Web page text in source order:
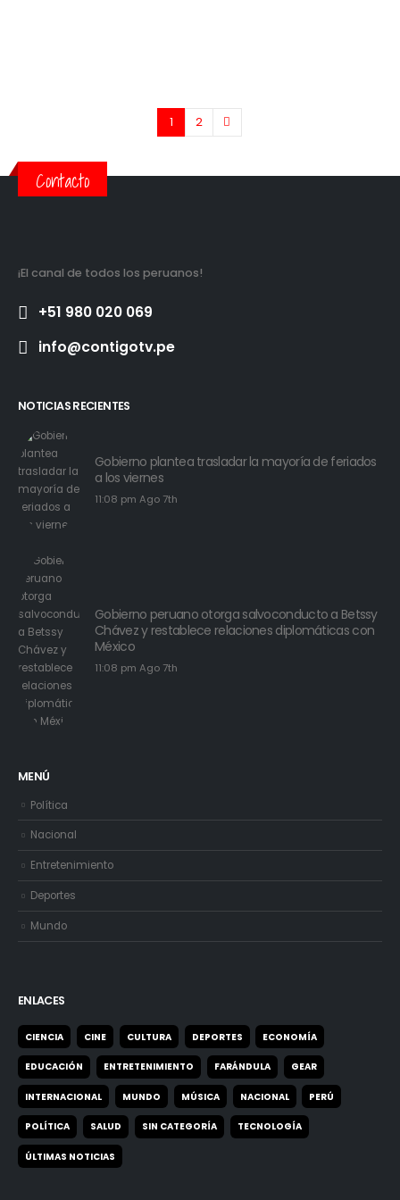
1 2
Contacto
¡El canal de todos los peruanos!
+51 980 020 069
info@contigotv.pe
NOTICIAS RECIENTES
Gobierno plantea trasladar la mayoría de feriados
a los viernes
11:08 pm Ago 7th
Gobierno peruano otorga salvoconducto a Betssy
Chávez y restablece relaciones diplomáticas con
México
11:08 pm Ago 7th
MENÚ
Política
Nacional
Entretenimiento
Deportes
Mundo
ENLACES
CIENCIA CINE CULTURA DEPORTES ECONOMÍA
EDUCACIÓN ENTRETENIMIENTO FARÁNDULA GEAR
INTERNACIONAL MUNDO MÚSICA NACIONAL PERÚ
POLÍTICA SALUD SIN CATEGORÍA TECNOLOGÍA
ÚLTIMAS NOTICIAS